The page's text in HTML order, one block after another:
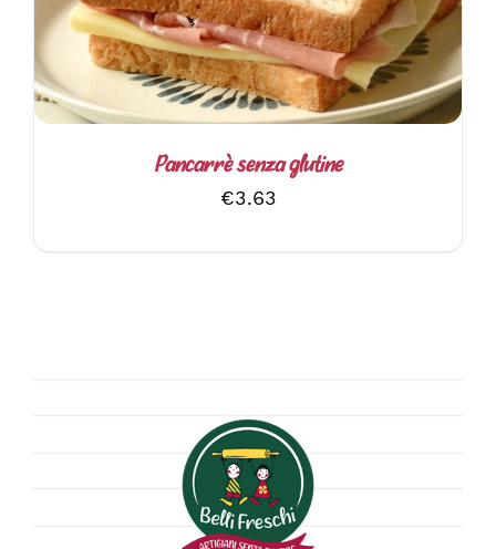
Pancarrè senza glutine
€3.63